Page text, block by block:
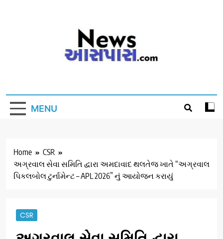
MENU
Home
CSR
અગ્રવાલ સેવા સમિતિ દ્વારા અમદાવાદ થલતેજ ખાતે “અગ્રવાલ
પિકલબોલ ટુર્નામેન્ટ – APL 2026” નું આયોજન કરાયું
CSR